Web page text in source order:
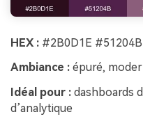
HEX : #2B0D1E
Ambiance : épuré,
Idéal pour : dashboards
d’analytique